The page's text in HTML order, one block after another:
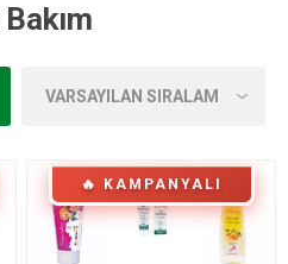
🔥 KAMPANYALI